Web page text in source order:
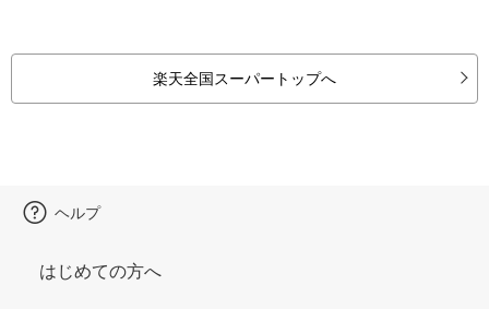
楽天全国スーパートップへ
ヘルプ
はじめての方へ